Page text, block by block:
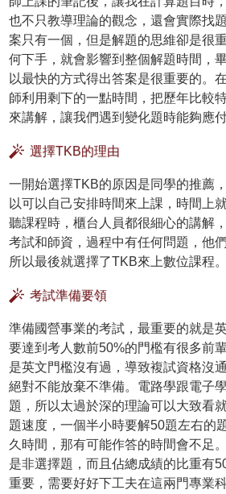
也不只教導理論的觀念，還會實際找
案只有一個，但是解題的思維卻是很
何下手，就會影響到整個解題時間，
以最快的方式得出答案是很重要的。
師利用剩下的一點時間，把歷年比較
來講解，讓我們遇到變化題時能夠應付
選擇TKB的理由
一開始選擇TKB的原因是同學的推薦
以可以自己安排時間來上課，時間上
聽課程時，櫃台人員都很細心的講解
考試和師資，過程中有任何問題，他
所以最後就選擇了TKB來上數位課程。
考試準備要領
準備國營事業的考試，最重要的就是
要達到考人數前50%的門檻有很多前
是英文門檻沒有過，導致複試資格沒
絕對不能放棄不準備。電路學跟電子
題，所以太過於深的理論可以大致看
題速度，一個半小時要解50題左右的
久時間，那有可能作答的時間會不足
是非選擇題，而且佔總成績的比重有
重要，需要好好下工夫在這兩門專業